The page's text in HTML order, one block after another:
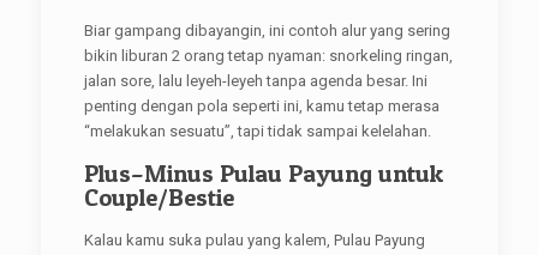
Biar gampang dibayangin, ini contoh alur yang sering
bikin liburan 2 orang tetap nyaman: snorkeling ringan,
jalan sore, lalu leyeh-leyeh tanpa agenda besar. Ini
penting dengan pola seperti ini, kamu tetap merasa
“melakukan sesuatu”, tapi tidak sampai kelelahan.
Plus–Minus Pulau Payung untuk
Couple/Bestie
Kalau kamu suka pulau yang kalem, Pulau Payung